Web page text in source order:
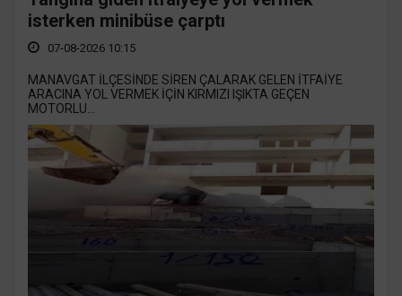
isterken minibüse çarptı
07-08-2026 10:15
MANAVGAT İLÇESİNDE SİREN ÇALARAK GELEN İTFAİYE
ARACINA YOL VERMEK İÇİN KIRMIZI IŞIKTA GEÇEN
MOTORLU...